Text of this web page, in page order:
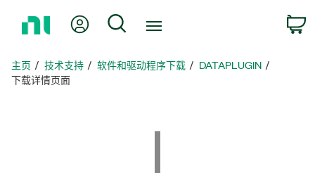
页
我的账户 搜索
主页 技术支持 软件和驱动程序下载
DATAPLUGIN
下载详情页面